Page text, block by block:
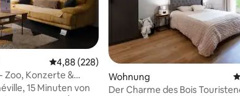
Durchschnittliche Bewertung: 4,88 von 5,
4,88 (228)
Zoo, Konzerte &
15 Minuten von
Wohnung
Der Charme des Bois